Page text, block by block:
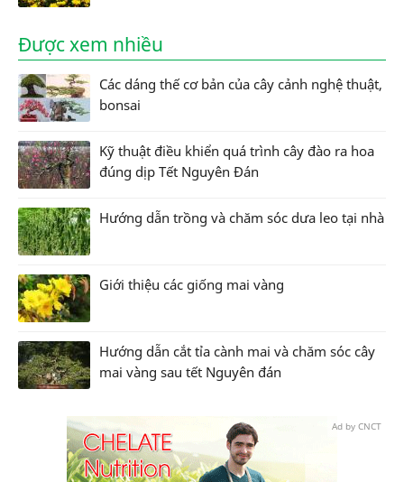
Được xem nhiều
Các dáng thế cơ bản của cây cảnh nghệ thuật,
bonsai
Kỹ thuật điều khiển quá trình cây đào ra hoa
đúng dịp Tết Nguyên Đán
Hướng dẫn trồng và chăm sóc dưa leo tại nhà
Giới thiệu các giống mai vàng
Hướng dẫn cắt tỉa cành mai và chăm sóc cây
mai vàng sau tết Nguyên đán
Ad by CNCT